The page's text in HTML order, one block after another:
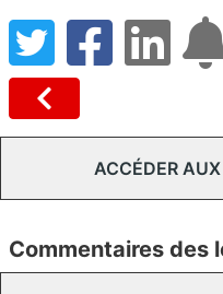
ACCÉDER
Commentaires des